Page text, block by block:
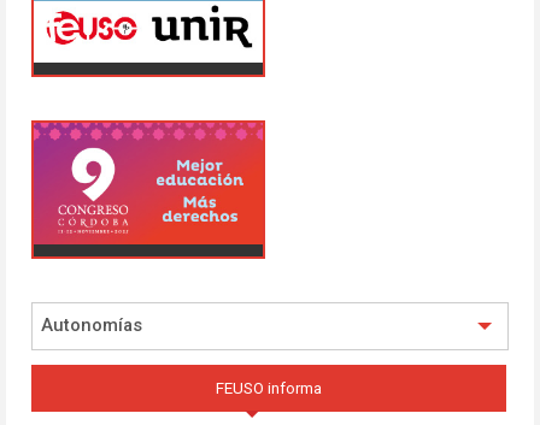
Autonomías
FEUSO informa